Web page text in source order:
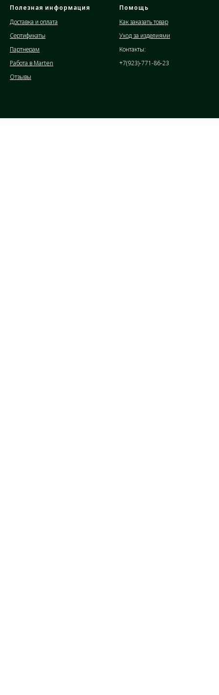
Полезная информация
Доставка и оплата
Сертификаты
Партнерам
Работа в Marten
Отзывы
Помощь
Как заказать товар
Уход за изделиями
Контакты:
+7(923)-771-86-23